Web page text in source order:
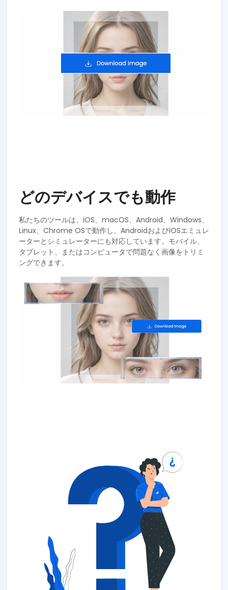
どのデバイスでも動作
私たちのツールは、iOS、macOS、Android、Windows、
Linux、Chrome OSで動作し、AndroidおよびiOSエミュレ
ーターとシミュレーターにも対応しています。モバイル、
タブレット、またはコンピュータで問題なく画像をトリミ
ングできます。